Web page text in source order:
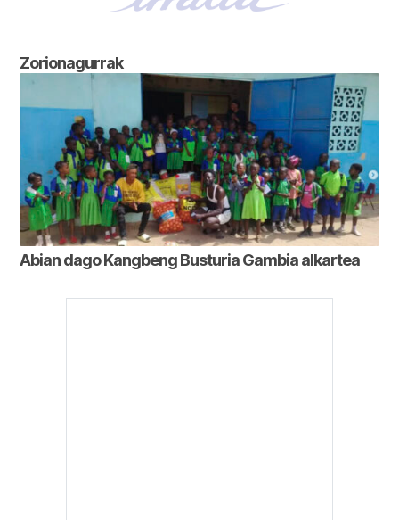
Zorionagurrak
Abian dago Kangbeng Busturia Gambia alkartea